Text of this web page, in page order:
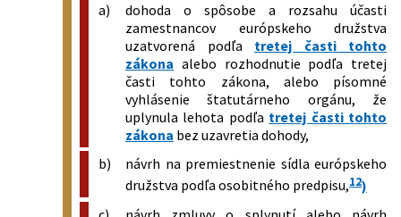
a)
dohoda o spôsobe a rozsahu účasti
zamestnancov európskeho družstva
uzatvorená podľa tretej časti tohto
zákona alebo rozhodnutie podľa tretej
časti tohto zákona, alebo písomné
vyhlásenie štatutárneho orgánu, že
uplynula lehota podľa tretej časti tohto
zákona bez uzavretia dohody,
b)
návrh na premiestnenie sídla európskeho
družstva podľa osobitného predpisu,12)